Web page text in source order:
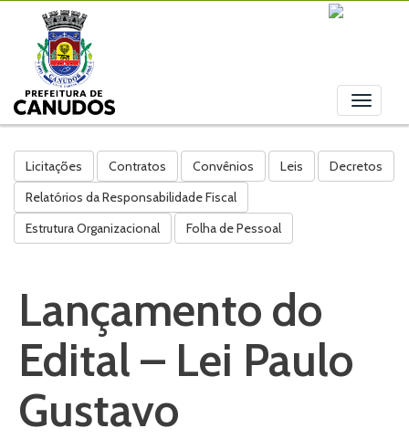
Toggle
Licitações Contratos Convênios Leis
Decretos
Relatórios da Responsabilidade Fiscal
Estrutura Organizacional
Folha de Pessoal
Lançamento do
Edital – Lei Paulo
Gustavo